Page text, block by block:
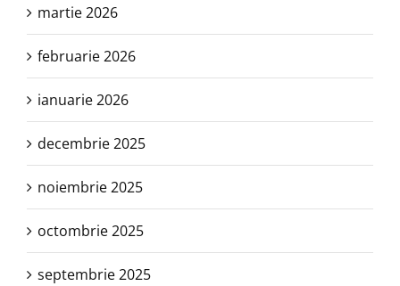
martie 2026
februarie 2026
ianuarie 2026
decembrie 2025
noiembrie 2025
octombrie 2025
septembrie 2025